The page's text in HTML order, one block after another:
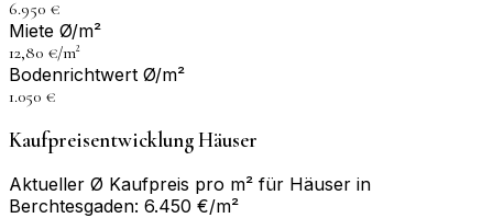
6.950 €
Miete Ø/m²
12,80 €/m²
Bodenrichtwert Ø/m²
1.050 €
Kaufpreisentwicklung Häuser
Aktueller Ø Kaufpreis pro m² für Häuser in
Berchtesgaden: 6.450 €/m²